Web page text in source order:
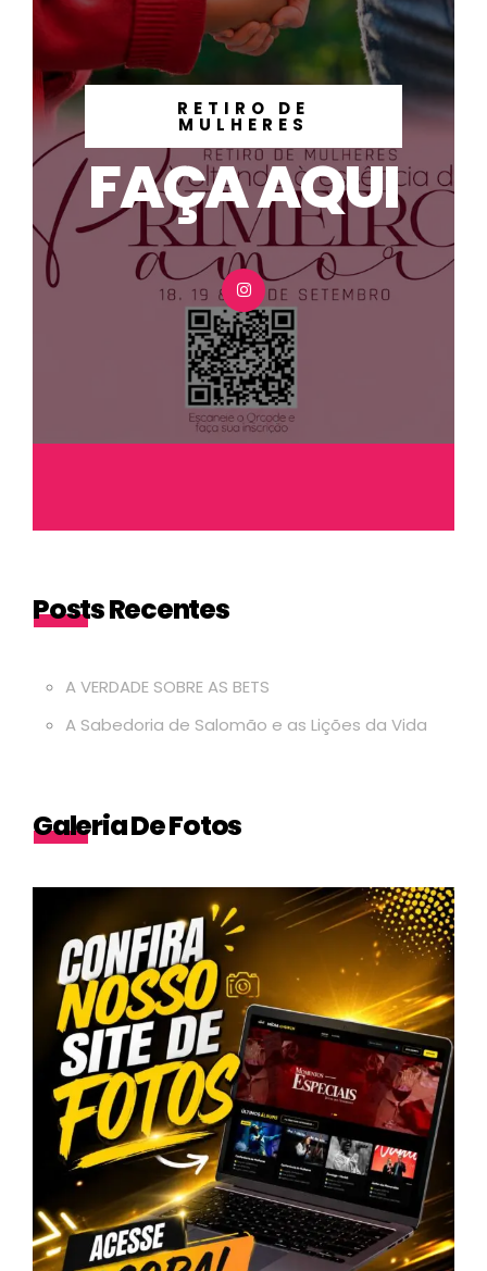
RETIRO DE
MULHERES
FAÇA AQUI
Posts Recentes
A VERDADE SOBRE AS BETS
A Sabedoria de Salomão e as Lições da Vida
Galeria De Fotos